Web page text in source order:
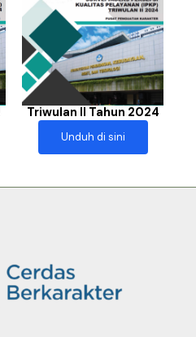
Triwulan II Tahun 2024
Unduh di sini